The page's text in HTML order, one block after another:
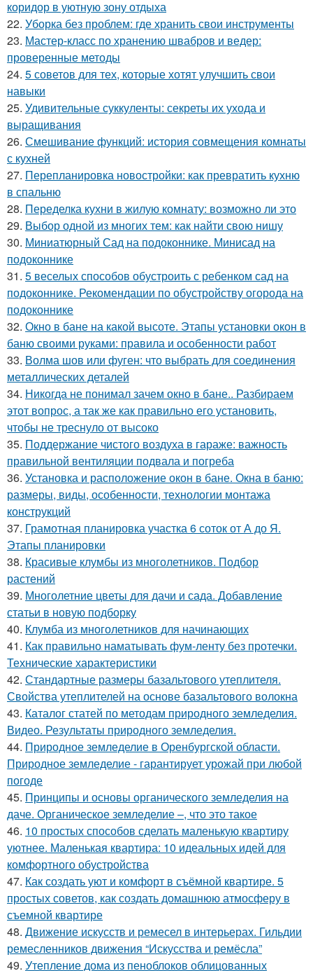
коридор в уютную зону отдыха
22. Уборка без проблем: где хранить свои инструменты
23. Мастер-класс по хранению швабров и ведер:
проверенные методы
24. 5 советов для тех, которые хотят улучшить свои
навыки
25. Удивительные суккуленты: секреты их ухода и
выращивания
26. Смешивание функций: история совмещения комнаты
с кухней
27. Перепланировка новостройки: как превратить кухню
в спальню
28. Переделка кухни в жилую комнату: возможно ли это
29. Выбор одной из многих тем: как найти свою нишу
30. Миниатюрный Сад на подоконнике. Минисад на
подоконнике
31. 5 веселых способов обустроить с ребенком сад на
подоконнике. Рекомендации по обустройству огорода на
подоконнике
32. Окно в бане на какой высоте. Этапы установки окон в
баню своими руками: правила и особенности работ
33. Волма шов или фуген: что выбрать для соединения
металлических деталей
34. Никогда не понимал зачем окно в бане.. Разбираем
этот вопрос, а так же как правильно его установить,
чтобы не треснуло от высоко
35. Поддержание чистого воздуха в гараже: важность
правильной вентиляции подвала и погреба
36. Установка и расположение окон в бане. Окна в баню:
размеры, виды, особенности, технологии монтажа
конструкций
37. Грамотная планировка участка 6 соток от А до Я.
Этапы планировки
38. Красивые клумбы из многолетников. Подбор
растений
39. Многолетние цветы для дачи и сада. Добавление
статьи в новую подборку
40. Клумба из многолетников для начинающих
41. Как правильно наматывать фум-ленту без протечки.
Технические характеристики
42. Стандартные размеры базальтового утеплителя.
Свойства утеплителей на основе базальтового волокна
43. Каталог статей по методам природного земледелия.
Видео. Результаты природного земледелия.
44. Природное земледелие в Оренбургской области.
Природное земледелие - гарантирует урожай при любой
погоде
45. Принципы и основы органического земледелия на
даче. Органическое земледелие –, что это такое
46. 10 простых способов сделать маленькую квартиру
уютнее. Маленькая квартира: 10 идеальных идей для
комфортного обустройства
47. Как создать уют и комфорт в съёмной квартире. 5
простых советов, как создать домашнюю атмосферу в
съемной квартире
48. Движение искусств и ремесел в интерьерах. Гильдии
ремесленников движения “Искусства и ремёсла”
49. Утепление дома из пеноблоков облицованных